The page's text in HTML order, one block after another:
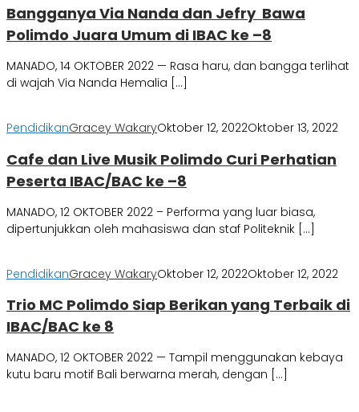
Bangganya Via Nanda dan Jefry Bawa
Polimdo Juara Umum di IBAC ke –8
MANADO, 14 OKTOBER 2022 — Rasa haru, dan bangga terlihat
di wajah Via Nanda Hemalia […]
PendidikanGracey WakaryOktober 12, 2022Oktober 13, 2022
Cafe dan Live Musik Polimdo Curi Perhatian
Peserta IBAC/BAC ke –8
MANADO, 12 OKTOBER 2022 – Performa yang luar biasa,
dipertunjukkan oleh mahasiswa dan staf Politeknik […]
PendidikanGracey WakaryOktober 12, 2022Oktober 12, 2022
Trio MC Polimdo Siap Berikan yang Terbaik di
IBAC/BAC ke 8
MANADO, 12 OKTOBER 2022 — Tampil menggunakan kebaya
kutu baru motif Bali berwarna merah, dengan […]